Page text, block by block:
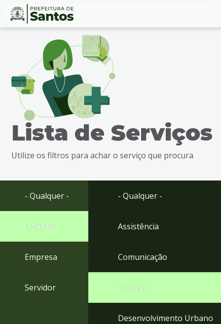
Ir
busca
Ir
rodapé
Conteúdo
Lista de Serviços
Utilize os filtros para achar o serviço que procura
- Qualquer -
Cidadão
Empresa
Servidor
- Qualquer -
Assistência
Comunicação
Cultura
Desenvolvimento Urbano